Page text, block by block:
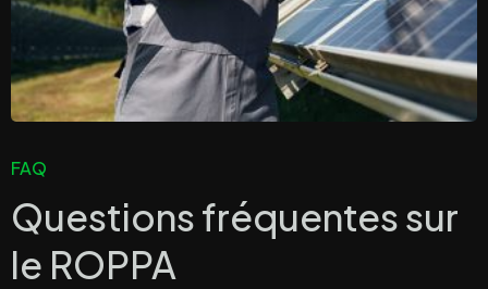
FAQ
Questions fréquentes sur
le ROPPA